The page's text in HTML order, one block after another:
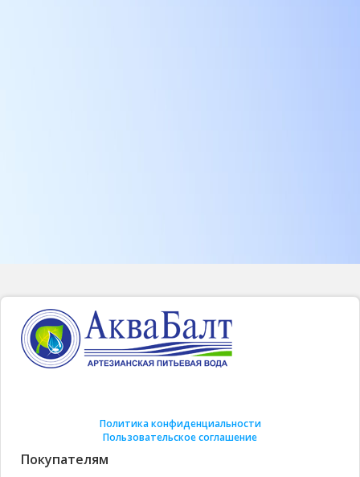
Политика конфиденциальности
Пользовательское соглашение
Покупателям